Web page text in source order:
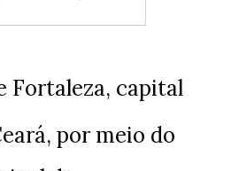
Fortaleza, capital
por meio do